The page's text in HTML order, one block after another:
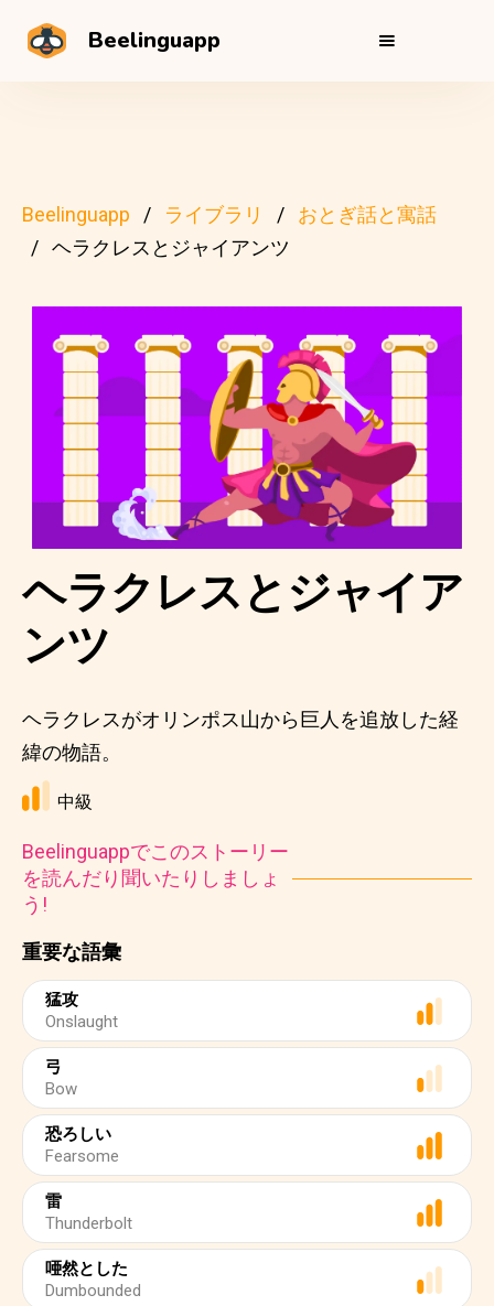
Beelinguapp
Beelinguapp ライブラリ
おとぎ話と寓話
ヘラクレスとジャイアンツ
重要な語彙
猛攻
Onslaught
弓
Bow
恐ろしい
Fearsome
雷
Thunderbolt
唖然とした
Dumbounded
ヘラクレスとジャイア
ンツ
ヘラクレスがオリンポス山から巨人を追放した経
緯の物語。
中級
Beelinguappでこのストーリー
を読んだり聞いたりしましょ
う!